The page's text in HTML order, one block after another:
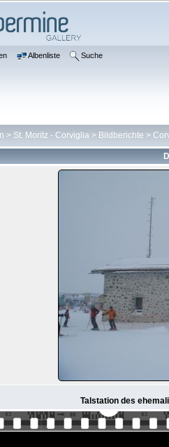
Albenliste Suche
> St. Moritz - Corviglia > Bildberichte >
Talstation des